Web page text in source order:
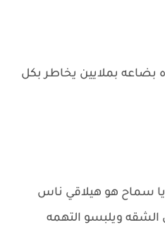
بضاعه بملايين يخاطر بكل
سماح هو هيلاقي ناس
الشقه ويلبسو التهمه